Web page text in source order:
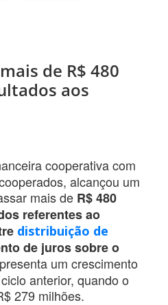
de R$ 480
aos
cooperativa com
alcançou um
mais de R$ 480
referentes ao
distribuição de
de juros sobre o
um crescimento
anterior, quando o
279 milhões.